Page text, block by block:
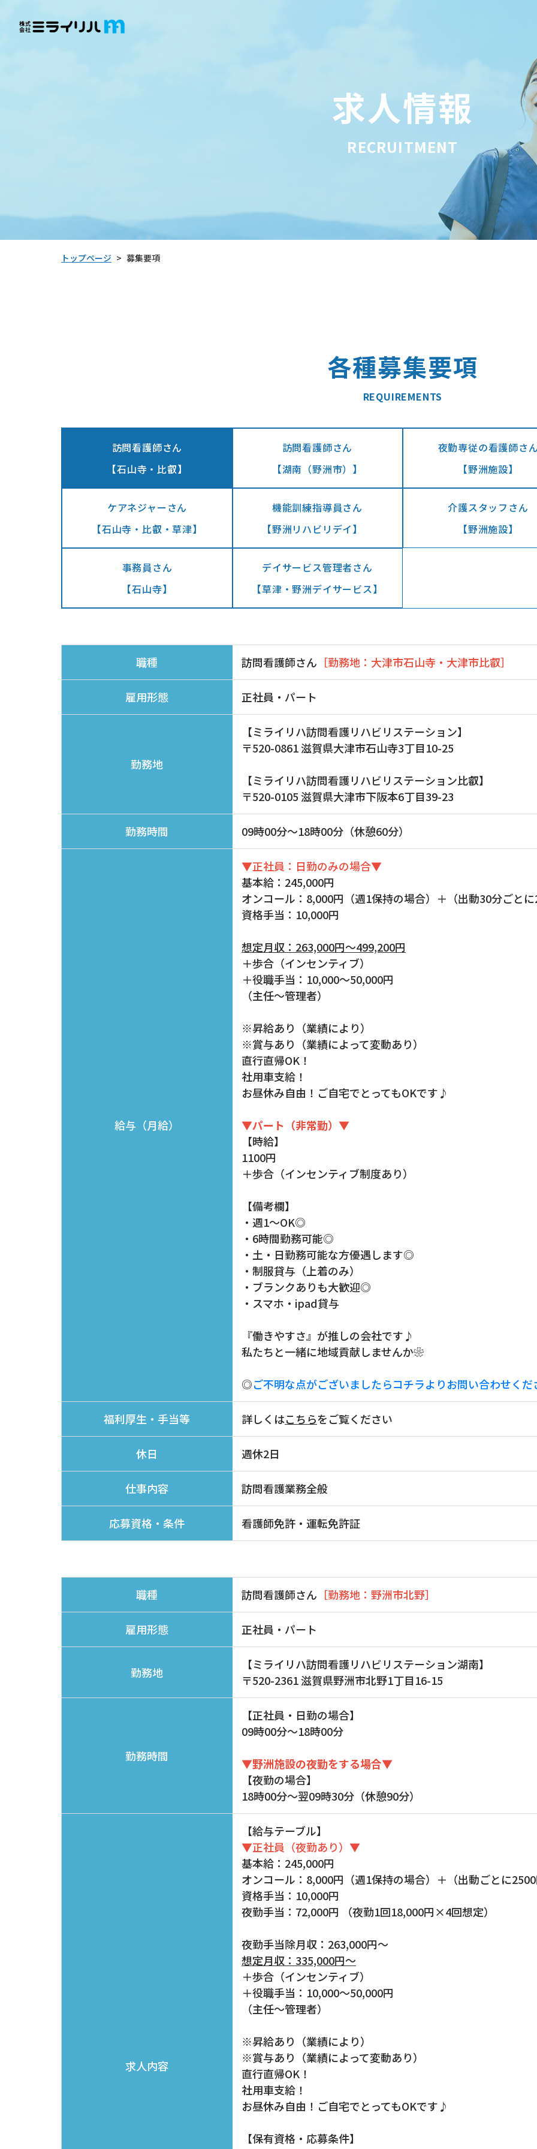
求人情報
RECRUITMENT
トップページ > 募集要項
各種募集要項
REQUIREMENTS
訪問看護師さん
​​​​​​​【石山寺・比叡】
訪問看護師さん
​​​​​​​【湖南（野洲市）】
夜勤専従の看護師さ
【野洲施設】
ケアネジャーさん
【石山寺・比叡・草津】
機能訓練指導員さん
​​​​​​​【野洲リハビリデイ】
介護スタッフさん
【野洲施設】
事務員さん
【石山寺】​​​​​​​
デイサービス管理者さん
【草津・野洲デイサービス】​​​​​​​
職種 訪問看護師さん ［勤務地：大津市石山寺・大津市比叡］
雇用形態 正社員・パート
勤務地
【​​​​ミライリハ訪問看護リハビリステーション】
〒520-0861 滋賀県大津市石山寺3丁目10-25
【ミライリハ訪問看護リハビリステーション比叡】
〒520-0105 滋賀県大津市下阪本6丁目39-23
勤務時間 09時00分～18時00分（休憩60分）
給与（月給）
▼正社員：日勤のみの場合▼
基本給：245,000円
オンコール：8,000円（週1保持の場合）＋（出動30分ごと
資格手当：10,000円
​​​​​​​想定月収：263,000円～499,200円
＋歩合（インセンティブ）
＋役職手当：10,000～50,000円
（主任～管理者）
※昇給あり（業績により）
※賞与あり（業績によって変動あり）
直行直帰OK！
社用車支給！
お昼休み自由！ご自宅でとってもOKです♪
▼パート（非常勤）▼
【時給】
1100円
＋歩合（インセンティブ制度あり）
【備考欄】
・週1～OK◎
・6時間勤務可能◎
・土・日勤務可能な方優遇します◎
・制服貸与（上着のみ）
・ブランクありも大歓迎◎
​​​​​​​・スマホ・ipad貸与
『働きやすさ』が推しの会社です♪
私たちと一緒に地域貢献しませんか❀
​​​​​​​​​​​​​​◎ご不明な点がございましたらコチラよりお問い合わせくだ
福利厚生・手当等 詳しくはこちらをご覧ください
休日 週休2日
仕事内容 訪問看護業務全般
応募資格・条件 看護師免許・運転免許証
職種 訪問看護師さん ［勤務地：野洲市北野］
雇用形態 正社員・パート
勤務地
​​​​​​​​​【ミライリハ訪問看護リハビリステーション湖南】
〒520-2361 滋賀県野洲市北野1丁目16-15
勤務時間
【正社員・日勤の場合】
09時00分～18時00分
▼野洲施設の夜勤をする場合▼
【夜勤の場合】
18時00分～翌09時30分（休憩90分）
求人内容
【給与テーブル】
▼正社員（夜勤あり）▼
基本給：245,000円
オンコール：8,000円（週1保持の場合）＋（出動ごとに
資格手当：10,000円
夜勤手当：72,000円 （夜勤1回18,000円×4回想定）
夜勤手当除月収：263,000円～
想定月収：335,000円～
＋歩合（インセンティブ）
＋役職手当：10,000～50,000円
（主任～管理者）
※昇給あり（業績により）
※賞与あり（業績によって変動あり）
直行直帰OK！
社用車支給！
お昼休み自由！ご自宅でとってもOKです♪
【保有資格・応募条件】